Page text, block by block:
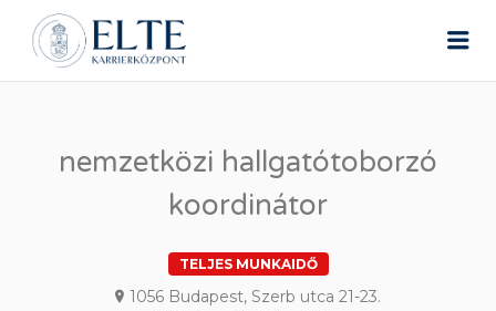
ELTE ÁLLÁSPORTÁL
nemzetközi hallgatótoborzó
koordinátor
TELJES MUNKAIDŐ
1056 Budapest, Szerb utca 21-23.